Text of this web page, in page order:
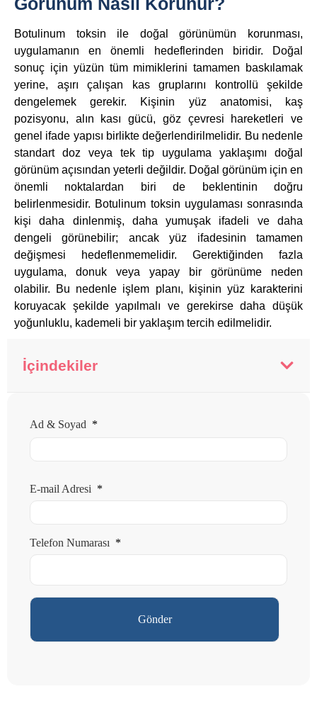
İçindekiler
Ad & Soyad *
E-mail Adresi *
Telefon Numarası *
Botulinum toksin ile doğal görünümün korunması,
uygulamanın en önemli hedeflerinden biridir. Doğal
sonuç için yüzün tüm mimiklerini tamamen baskılamak
yerine, aşırı çalışan kas gruplarını kontrollü şekilde
dengelemek gerekir. Kişinin yüz anatomisi, kaş
pozisyonu, alın kası gücü, göz çevresi hareketleri ve
genel ifade yapısı birlikte değerlendirilmelidir. Bu nedenle
standart doz veya tek tip uygulama yaklaşımı doğal
görünüm açısından yeterli değildir. Doğal görünüm için en
önemli noktalardan biri de beklentinin doğru
belirlenmesidir. Botulinum toksin uygulaması sonrasında
kişi daha dinlenmiş, daha yumuşak ifadeli ve daha
dengeli görünebilir; ancak yüz ifadesinin tamamen
değişmesi hedeflenmemelidir. Gerektiğinden fazla
uygulama, donuk veya yapay bir görünüme neden
olabilir. Bu nedenle işlem planı, kişinin yüz karakterini
koruyacak şekilde yapılmalı ve gerekirse daha düşük
yoğunluklu, kademeli bir yaklaşım tercih edilmelidir.